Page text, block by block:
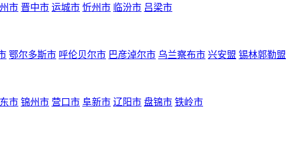
市 晋中市 运城市 忻州市 临汾市 吕梁市
鄂尔多斯市 呼伦贝尔市 巴彦淖尔市 乌兰察布市 兴安盟 锡林郭勒盟
市 锦州市 营口市 阜新市 辽阳市 盘锦市 铁岭市